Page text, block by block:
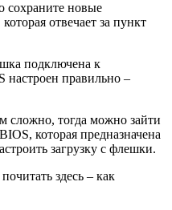
сохраните новые
отвечает за пункт
подключена к
настроен правильно –
сложно, тогда можно зайти
которая предназначена
загрузку с флешки.
здесь – как